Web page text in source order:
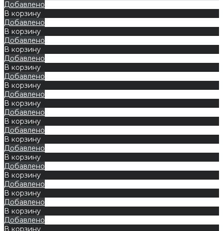
Добавлено
В корзину
Добавлено
В корзину
Добавлено
В корзину
Добавлено
В корзину
Добавлено
В корзину
Добавлено
В корзину
Добавлено
В корзину
Добавлено
В корзину
Добавлено
В корзину
Добавлено
В корзину
Добавлено
В корзину
Добавлено
В корзину
Добавлено
В корзину